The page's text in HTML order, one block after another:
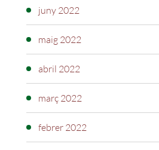
juny 2022
maig 2022
abril 2022
març 2022
febrer 2022